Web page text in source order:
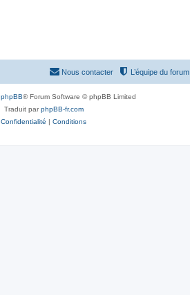
L’équipe du forum
Nous contacter
phpBB® Forum Software © phpBB Limited
Traduit parphpBB-fr.com
Confidentialité | Conditions